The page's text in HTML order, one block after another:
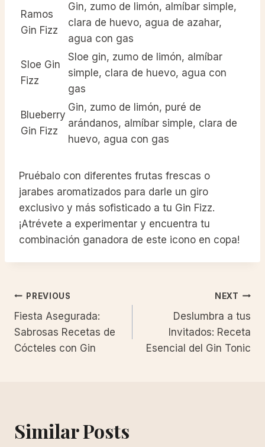
Ramos
Gin Fizz
Gin, zumo de limón, almíbar simple,
clara de huevo, agua de azahar,
agua con gas
Sloe Gin
Fizz
Sloe gin, zumo de limón, almíbar
simple, clara de huevo, agua con
gas
Blueberry
Gin Fizz
Gin, zumo de limón, puré de
arándanos, almíbar simple, clara de
huevo, agua con gas
Pruébalo con diferentes frutas frescas o
jarabes aromatizados para darle un giro
exclusivo y más sofisticado a tu Gin Fizz.
¡Atrévete a experimentar y encuentra tu
combinación ganadora de este icono en copa!
Post
navigation
PREVIOUS
Fiesta Asegurada:
Sabrosas Recetas de
Cócteles con Gin
NEXT
Deslumbra a tus
Invitados: Receta
Esencial del Gin Tonic
Similar Posts